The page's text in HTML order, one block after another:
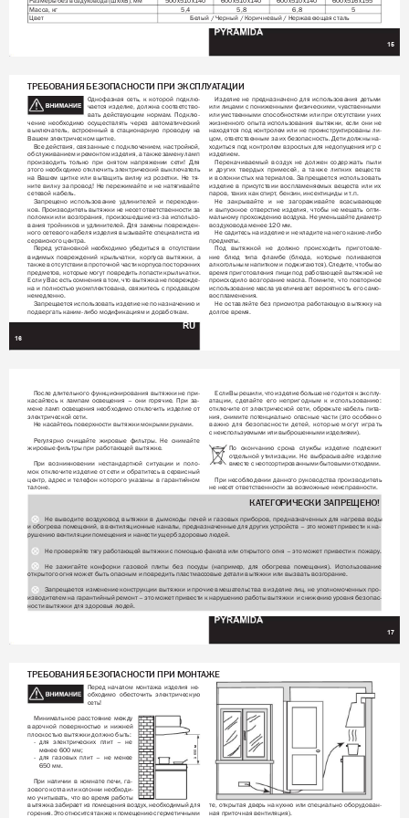
Масса, кг
5,4 5,8 6,8 5
Цвет Белый / Черный / Коричневый / Нержавеющая сталь
15
ТРЕБОВАНИЯ БЕЗОПАСНОСТИ ПРИ ЭКСПЛУАТАЦИИ
Однофазная сеть, к которой подклю- Изделие не предназначено для использования детьми
чается изделие, должна соответство- или лицами с пониженными физическими, чувственными
вать действующим нормам. Подклю-
или умственными способностями или при отсутствии у них
чение необходимо осуществлять через автоматический жизненного опыта использования вытяжки, если они не
выключатель, встроенный в стационарную проводку на находятся под контролем или не проинструктированы ли-
Вашем электрическом щитке.
цом, ответственным за их безопасность. Дети должны на-
Все действия, связанные с подключением, настройкой, ходиться под контролем взрослых для недопущения игр с
обслуживанием и ремонтом изделия, а также замену ламп
изделием.
производить только при снятом напряжении сети! Для Перекачиваемый воздух не должен содержать пыли
этого необходимо отключить электрический выключатель и других твердых примесей, а также липких веществ
на Вашем щитке или вытащить вилку из розетки. Не тя- и волокнистых материалов. Запрещается использовать
ните вилку за провод! Не пережимайте и не натягивайте изделие в присутствии воспламеняемых веществ или их
сетевой кабель.
паров, таких как спирт, бензин, инсектициды и т.п.
Запрещено использование удлинителей и переходни- Не закрывайте и не загораживайте
всасывающее
ков. Производитель вытяжки не несет ответственности за
и выпускное отверстие изделия, чтобы не мешать опти-
поломки или возгорания, произошедшие из-за использо- мальному прохождению воздуха. Не уменьшайте диаметр
вания тройников и удлинителей. Для замены поврежден- воздуховода менее 120 мм.
ного сетевого кабеля изделия вызывайте специалиста из Не садитесь на изделие и не кладите на него какие-либо
сервисного центра.
предметы.
Перед установкой необходимо убедиться в отсутствии Под вытяжкой не должно происходить
приготовле-
видимых повреждений крыльчатки, корпуса вытяжки, а ние блюд типа фламбе (блюда, которые
поливаются
также в отсутствии в проточной части корпуса посторонних алкогольным напитком и поджигаются). Следите, чтобы во
предметов, которые могут повредить лопасти крыльчатки. время приготовления пищи под работающей вытяжкой не
Если у Вас есть сомнения в том, что вытяжка не поврежде- происходило возгорание масла. Помните, что повторное
на и полностью укомплектована, свяжитесь с продавцом использование масла увеличивает вероятность его само-
немедленно.
воспламенения.
Запрещается использовать изделие не по назначению и Не оставляйте без присмотра работающую вытяжку на
подвергать каким-либо модификациям и доработкам. долгое время.
RU
16
После длительного функционирования вытяжки не при- Если Вы решили, что изделие больше не годится к эксплу-
касайтесь к лампам освещения – они горячие. При за- атации, сделайте его непригодным к использованию:
мене ламп освещения необходимо отключить изделие от отключите от электрической сети, обрежьте кабель пита-
электрической сети.
ния, снимите потенциально опасные части (это особенно
Не касайтесь поверхности вытяжки мокрыми руками. важно для безопасности детей, которые могут играть
с неиспользуемыми или выброшенными изделиями).
Регулярно очищайте жировые фильтры. Не снимайте
жировые фильтры при работающей вытяжке. По окончанию срока службы изделие подлежит
отдельной утилизации. Не выбрасывайте изделие
При возникновении нестандартной ситуации и поло- вместе с неотсортированными бытовыми отходами.
мок отключите изделие от сети и обратитесь в сервисный
центр, адрес и телефон которого указаны в гарантийном
При несоблюдении данного руководства производитель
талоне.
не несет ответственности за возможные неисправности.
КАТЕГОРИЧЕСКИ ЗАПРЕЩЕНО!
Не выводите воздуховод вытяжки в дымоходы печей и газовых приборов, предназначенных для нагрева воды
и обогрева помещений, в вентиляционные каналы, предназначенные для других устройств – это может привести к на-
рушению вентиляции помещения и нанести ущерб здоровью людей.
Не проверяйте тягу работающей вытяжки с помощью факела или открытого огня – это может привести к пожару.
 Не зажигайте конфорки газовой плиты без посуды (например, для обогрева помещения).
Использование
открытого огня может быть опасным и повредить пластмассовые детали вытяжки или вызвать возгорание.
Запрещается изменение конструкции вытяжки и прочие вмешательства в изделие лиц, не уполномоченных про-
изводителем на гарантийный ремонт – это может привести к нарушению работы вытяжки и снижению уровня безопас-
ности вытяжки для здоровья людей.
17
ТРЕБОВАНИЯ БЕЗОПАСНОСТИ ПРИ МОНТАЖЕ
Перед началом монтажа изделия не-
обходимо обесточить электрическую
сеть!
Минимальное расстояние между
варочной поверхностью и нижней
плоскостью вытяжки должно быть:
- для электрических плит –
не
менее 600 мм;
≥ 650 мм
- для газовых плит – не менее
650 мм.
При наличии в комнате печи, га-
зового котла или колонки необходи-
мо учитывать, что во время работы
вытяжка забирает из помещения воздух, необходимый для те, открытая дверь на кухню или специально оборудован-
горения. Это относится также к помещению с герметичными ная приточная вентиляция).